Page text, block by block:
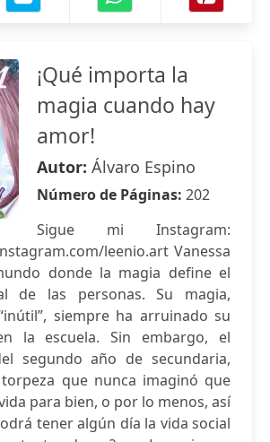
¡Qué importa la
magia cuando hay
amor!
Autor: Álvaro Espino
Número de Páginas: 202
Sigue mi Instagram:
leenio.art Vanessa
donde la magia define el
de las personas. Su magia,
siempre ha arruinado su
la escuela. Sin embargo, el
segundo año de secundaria,
que nunca imaginó que
para bien, o por lo menos, así
tener algún día la vida social